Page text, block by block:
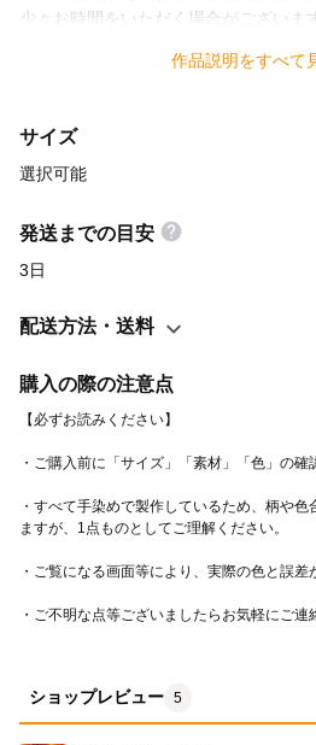
少々お時間をいただく場合がござい
の旨をメッセージいただけると幸いで
身幅49cm／袖丈20cm ○男女兼用サイ
身幅55cm／袖丈21.5cm ○男女兼用サ
・洗濯や日光の照射具合によって、色
止の処理は施してありますが、最初の
けてください。 ・洗濯の際は中性洗剤
ください。 ・アイロンを掛ける際は変
てください。
作品説明をすべて
サイズ
選択可能
発送までの目安
3日
配送方法・送料
購入の際の注意点
・すべて手染めで製作しているため、柄や
・ご不明な点等ございましたらお気軽にご連
ショップレビュー 5